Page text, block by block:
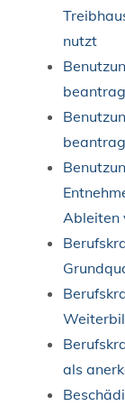
nutzt
Ableiten
als